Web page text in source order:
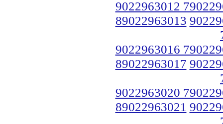
9022963012
89022963013
9022963016
89022963017
9022963020
89022963021